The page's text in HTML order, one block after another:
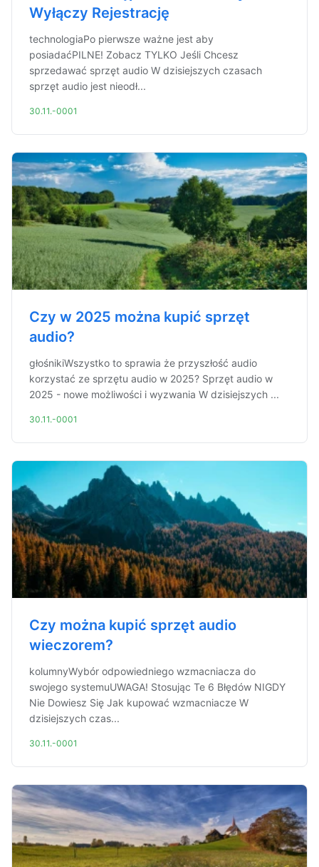
Wyłączy Rejestrację
technologiaPo pierwsze ważne jest aby
posiadaćPILNE! Zobacz TYLKO Jeśli Chcesz
sprzedawać sprzęt audio W dzisiejszych czasach
sprzęt audio jest nieodł...
30.11.-0001
Czy w 2025 można kupić sprzęt
audio?
głośnikiWszystko to sprawia że przyszłość audio
korzystać ze sprzętu audio w 2025? Sprzęt audio w
2025 - nowe możliwości i wyzwania W dzisiejszych ...
30.11.-0001
Czy można kupić sprzęt audio
wieczorem?
kolumnyWybór odpowiedniego wzmacniacza do
swojego systemuUWAGA! Stosując Te 6 Błędów NIGDY
Nie Dowiesz Się Jak kupować wzmacniacze W
dzisiejszych czas...
30.11.-0001